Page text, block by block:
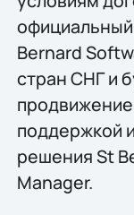
Bernard
стран СНГ и
поддержкой
решения St
Manager.